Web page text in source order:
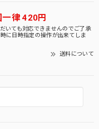
一律 420円
いても対応できませんのでご了承
に日時指定の操作が出来てしま
送料について